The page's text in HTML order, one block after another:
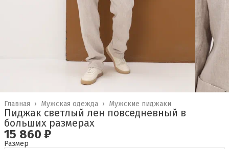
Мужские пиджаки
Мужская одежда ›
Главная ›
Пиджак светлый лен повседневный в
больших размерах
15 860 ₽
Размер